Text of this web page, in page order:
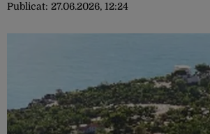
Publicat: 27.06.2026, 12:24